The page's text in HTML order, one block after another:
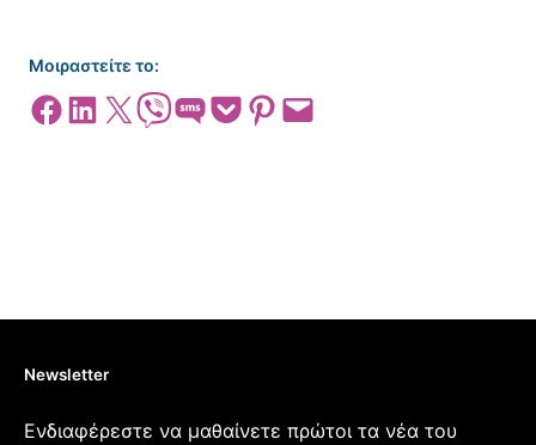
Μοιραστείτε το:
Share on Facebook
Share on LinkedIn
Share on X Share on ViberShare on SMSShare on Pocket
Share on Pinterest
Email this Page
Newsletter
Ενδιαφέρεστε να μαθαίνετε πρώτοι τα νέα του